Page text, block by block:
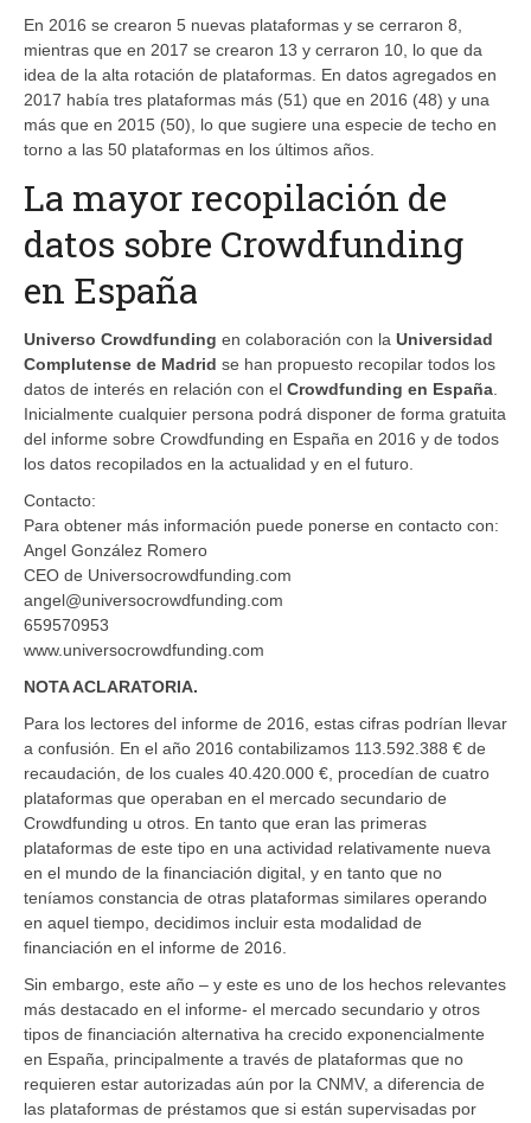
En 2016 se crearon 5 nuevas plataformas y se cerraron 8,
mientras que en 2017 se crearon 13 y cerraron 10, lo que da
idea de la alta rotación de plataformas. En datos agregados en
2017 había tres plataformas más (51) que en 2016 (48) y una
más que en 2015 (50), lo que sugiere una especie de techo en
torno a las 50 plataformas en los últimos años.
La mayor recopilación de
datos sobre Crowdfunding
en España
Universo Crowdfunding en colaboración con la Universidad
Complutense de Madrid se han propuesto recopilar todos los
datos de interés en relación con el Crowdfunding en España
Inicialmente cualquier persona podrá disponer de forma gratuita
del informe sobre Crowdfunding en España en 2016 y de todos
los datos recopilados en la actualidad y en el futuro.
Contacto:
Para obtener más información puede ponerse en contacto con:
Angel González Romero
CEO de Universocrowdfunding.com
angel@universocrowdfunding.com
659570953
www.universocrowdfunding.com
NOTA ACLARATORIA.
Para los lectores del informe de 2016, estas cifras podrían llevar
a confusión. En el año 2016 contabilizamos 113.592.388 € de
recaudación, de los cuales 40.420.000 €, procedían de cuatro
plataformas que operaban en el mercado secundario de
Crowdfunding u otros. En tanto que eran las primeras
plataformas de este tipo en una actividad relativamente nueva
en el mundo de la financiación digital, y en tanto que no
teníamos constancia de otras plataformas similares operando
en aquel tiempo, decidimos incluir esta modalidad de
financiación en el informe de 2016.
Sin embargo, este año – y este es uno de los hechos relevantes
más destacado en el informe- el mercado secundario y otros
tipos de financiación alternativa ha crecido exponencialmente
en España, principalmente a través de plataformas que no
requieren estar autorizadas aún por la CNMV, a diferencia de
las plataformas de préstamos que si están supervisadas por